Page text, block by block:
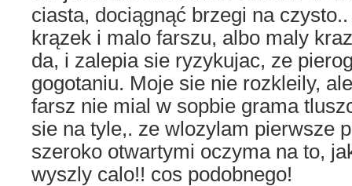
ciasta, dociągnąć brzegi na
krązek i malo farszu, albo maly
da, i zalepia sie ryzykujac, ze
gogotaniu. Moje sie nie rozkleily,
farsz nie mial w sopbie grama
sie na tyle,. ze wlozylam pierwsze
szeroko otwartymi oczyma na to,
wyszly calo!! cos podobnego!